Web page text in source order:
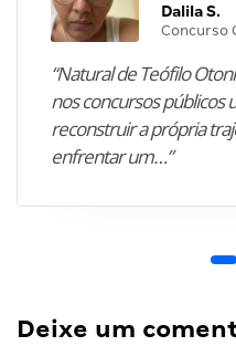
Dalila S.
Concurso
“Natural de Teófilo
nos concursos públicos
reconstruir a própria
enfrentar um…”
Deixe um